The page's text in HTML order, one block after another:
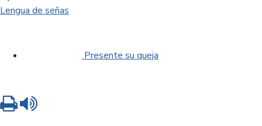
Lengua de señas
Presente su queja
Imprimir